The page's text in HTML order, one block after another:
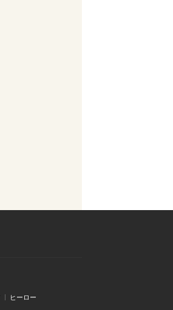
ヒーロー